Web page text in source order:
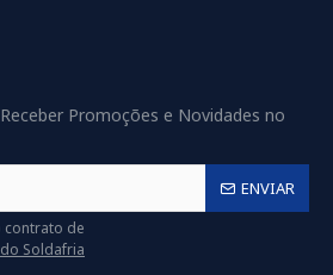
Promoções e Novidades no
ENVIAR
contrato de
Soldafria